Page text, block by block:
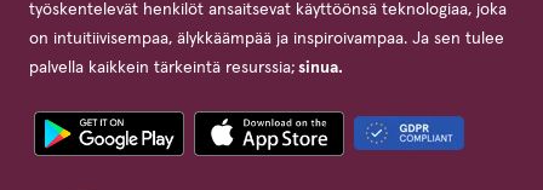
työskentelevät henkilöt ansaitsevat käyttöönsä teknologiaa, joka
on intuitiivisempaa, älykkäämpää ja inspiroivampaa. Ja sen tulee
palvella kaikkein tärkeintä resurssia; sinua.